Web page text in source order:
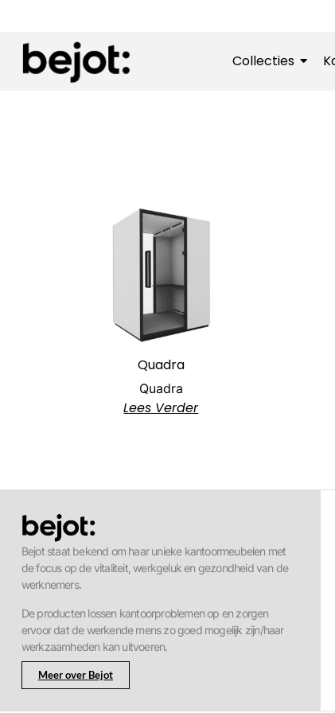
Collecties
Quadra
Quadra
Lees Verder
Bejot staat bekend om haar unieke kantoormeubelen met
de focus op de vitaliteit, werkgeluk en gezondheid van de
werknemers.
De producten lossen kantoorproblemen op en zorgen
ervoor dat de werkende mens zo goed mogelijk zijn/haar
werkzaamheden kan uitvoeren.
Meer over Bejot